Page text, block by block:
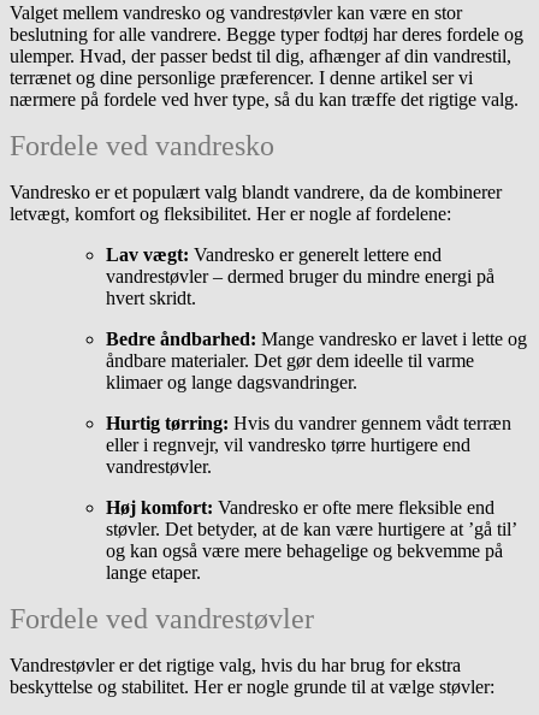
Valget mellem vandresko og vandrestøvler kan være en stor
beslutning foralle vandrere. Begge typer fodtøj har deres fordele og
ulemper. Hvad, der passer bedst til dig, afhænger af din vandrestil,
terrænet og dine personlige præferencer. I denne artikel ser vi
nærmere på fordele ved hver type, så du kan træffe det rigtige valg.
Fordele ved vandresko
Vandresko er et populært valg blandt vandrere, da de kombinerer
letvægt, komfort og fleksibilitet. Her er nogle af fordelene:
Lav vægt: Vandresko er generelt lettere end
vandrestøvler – dermed bruger du mindre energi på
hvert skridt.
Bedre åndbarhed: Mange vandresko er lavet i lette og
åndbare materialer. Det gør dem ideelle til varme
klimaer og lange dagsvandringer.
Hurtig tørring: Hvis du vandrer gennem vådt terræn
eller i regnvejr, vil vandresko tørre hurtigere end
vandrestøvler.
Høj komfort: Vandresko er ofte mere fleksible end
støvler. Det betyder, at de kan være hurtigere at ’gå til’
og kan også være mere behagelige og bekvemme på
lange etaper.
Fordele ved vandrestøvler
Vandrestøvler er det rigtige valg, hvis du har brug for ekstra
beskyttelse og stabilitet. Her er nogle grunde til at vælge støvler: